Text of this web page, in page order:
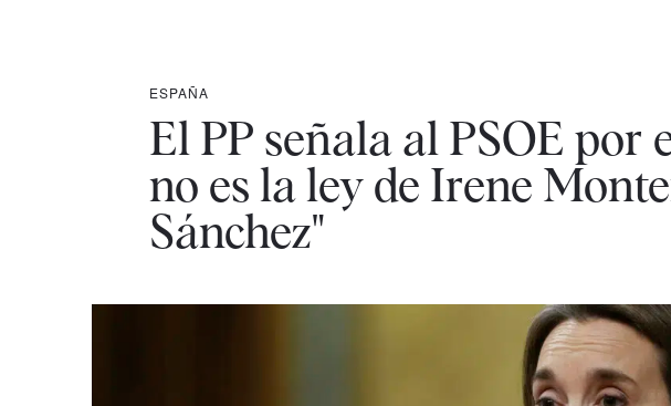
ESPAÑA
El PP señala al PSOE por
no es la ley de Irene
Sánchez"